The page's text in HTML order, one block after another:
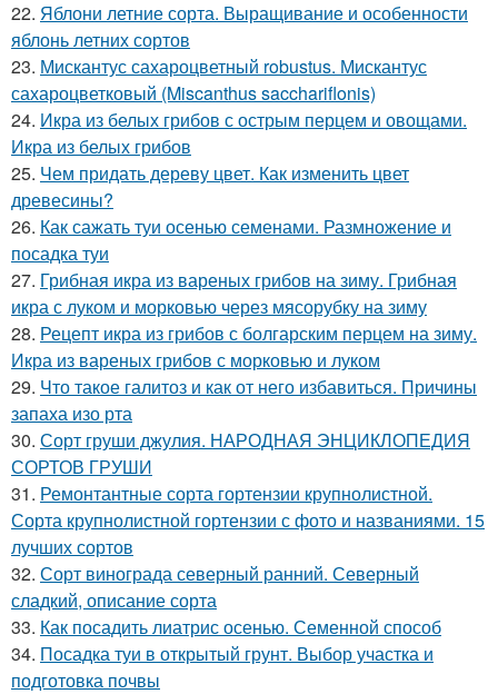
22. Яблони летние сорта. Выращивание и особенности
яблонь летних сортов
23. Мискантус сахароцветный robustus. Мискантус
сахароцветковый (Miscanthus sacchariflonis)
24. Икра из белых грибов с острым перцем и овощами.
Икра из белых грибов
25. Чем придать дереву цвет. Как изменить цвет
древесины?
26. Как сажать туи осенью семенами. Размножение и
посадка туи
27. Грибная икра из вареных грибов на зиму. Грибная
икра с луком и морковью через мясорубку на зиму
28. Рецепт икра из грибов с болгарским перцем на зиму.
Икра из вареных грибов с морковью и луком
29. Что такое галитоз и как от него избавиться. Причины
запаха изо рта
30. Сорт груши джулия. НАРОДНАЯ ЭНЦИКЛОПЕДИЯ
СОРТОВ ГРУШИ
31. Ремонтантные сорта гортензии крупнолистной.
Сорта крупнолистной гортензии с фото и названиями. 15
лучших сортов
32. Сорт винограда северный ранний. Северный
сладкий, описание сорта
33. Как посадить лиатрис осенью. Семенной способ
34. Посадка туи в открытый грунт. Выбор участка и
подготовка почвы